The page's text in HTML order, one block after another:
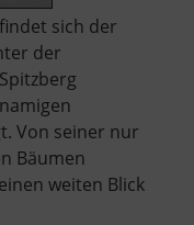
sich der
der
Von seiner nur
Bäumen
weiten Blick